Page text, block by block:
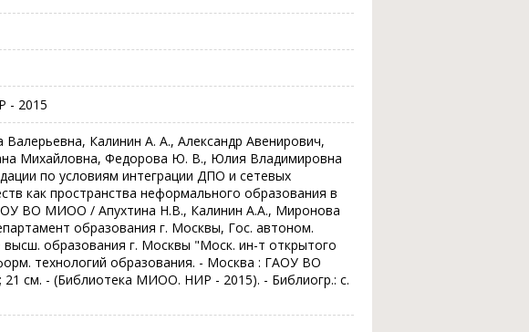
- 2015
Калинин А. А., Александр Авенирович,
Михайловна, Федорова Ю. В., Юлия Владимировна
по условиям интеграции ДПО и сетевых
как пространства неформального образования в
ВО МИОО / Апухтина Н.В., Калинин А.А., Миронова
образования г. Москвы, Гос. автоном.
высш. образования г. Москвы "Моск. ин-т открытого
технологий образования. - Москва : ГАОУ ВО
см. - (Библиотека МИОО. НИР - 2015). - Библиогр.: с.